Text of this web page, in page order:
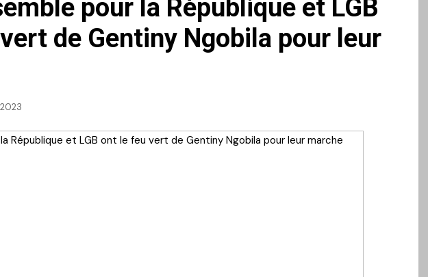
pour la République et LGB
de Gentiny Ngobila pour leur